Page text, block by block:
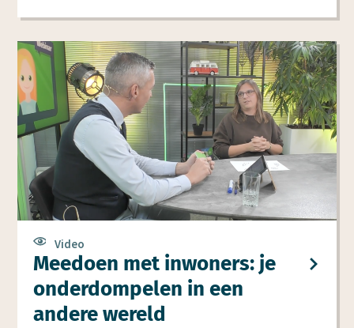
Meedoen met inwoners: je
onderdompelen in een
andere wereld
Video